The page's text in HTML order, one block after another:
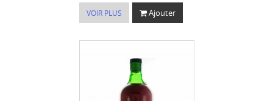
VOIR PLUS Ajouter